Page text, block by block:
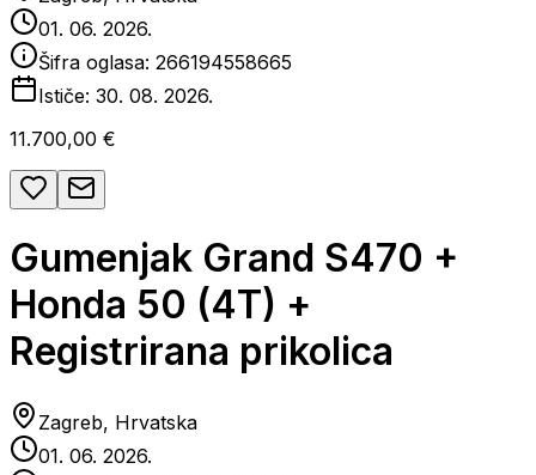
01. 06. 2026.
Šifra oglasa: 266194558665
Ističe: 30. 08. 2026.
11.700,00 €
Gumenjak Grand S470 +
Honda 50 (4T) +
Registrirana prikolica
Zagreb, Hrvatska
01. 06. 2026.